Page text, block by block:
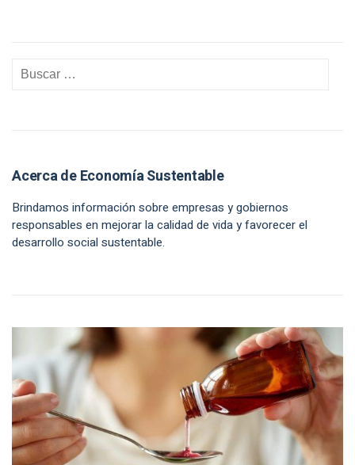
Acerca de Economía Sustentable
Brindamos información sobre empresas y gobiernos
responsables en mejorar la calidad de vida y favorecer el
desarrollo social sustentable.